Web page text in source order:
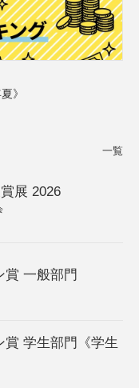
》
一覧
展 2026
賞 一般部門
賞 学生部門《学生